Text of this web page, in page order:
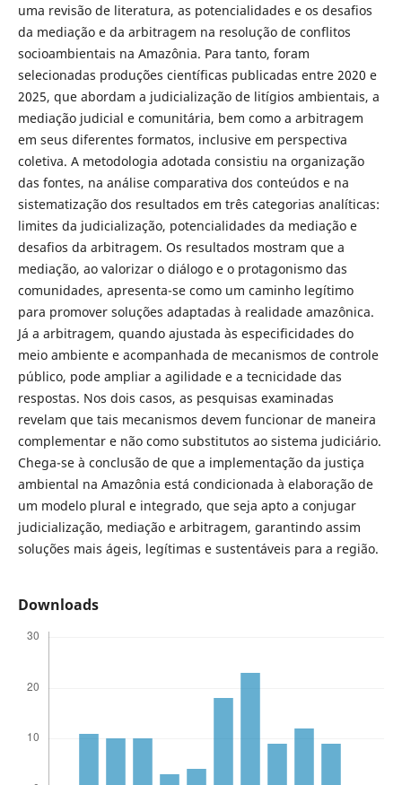
uma revisão de literatura, as potencialidades e os desafios
da mediação e da arbitragem na resolução de conflitos
socioambientais na Amazônia. Para tanto, foram
selecionadas produções científicas publicadas entre 2020 e
2025, que abordam a judicialização de litígios ambientais, a
mediação judicial e comunitária, bem como a arbitragem
em seus diferentes formatos, inclusive em perspectiva
coletiva. A metodologia adotada consistiu na organização
das fontes, na análise comparativa dos conteúdos e na
sistematização dos resultados em três categorias analíticas:
limites da judicialização, potencialidades da mediação e
desafios da arbitragem. Os resultados mostram que a
mediação, ao valorizar o diálogo e o protagonismo das
comunidades, apresenta-se como um caminho legítimo
para promover soluções adaptadas à realidade amazônica.
Já a arbitragem, quando ajustada às especificidades do
meio ambiente e acompanhada de mecanismos de controle
público, pode ampliar a agilidade e a tecnicidade das
respostas. Nos dois casos, as pesquisas examinadas
revelam que tais mecanismos devem funcionar de maneira
complementar e não como substitutos ao sistema judiciário.
Chega-se à conclusão de que a implementação da justiça
ambiental na Amazônia está condicionada à elaboração de
um modelo plural e integrado, que seja apto a conjugar
judicialização, mediação e arbitragem, garantindo assim
soluções mais ágeis, legítimas e sustentáveis para a região.
Downloads